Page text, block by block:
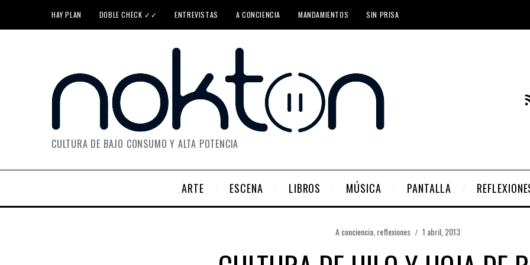
HAY PLAN DOBLE CHECK ✓✓ ENTREVISTAS A CONCIENCIA MANDAMIENTOS SIN PRISA
CULTURA DE BAJO CONSUMO Y ALTA POTENCIA
ARTE ESCENA LIBROS MÚSICA PANTALLA
A conciencia, reflexiones 1 abril, 2013